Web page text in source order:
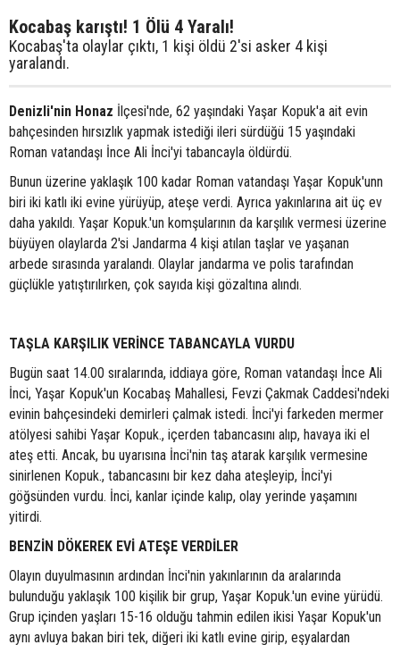
Kocabaş karıştı! 1 Ölü 4 Yaralı!
Kocabaş'ta olaylar çıktı, 1 kişi öldü 2'si asker 4 kişi
yaralandı.
Denizli'nin Honaz İlçesi'nde, 62 yaşındaki Yaşar Kopuk'a ait evin
bahçesinden hırsızlık yapmak istediği ileri sürdüğü 15 yaşındaki
Roman vatandaşı İnce Ali İnci'yi tabancayla öldürdü.
Bunun üzerine yaklaşık 100 kadar Roman vatandaşı Yaşar Kopuk'unn
biri iki katlı iki evine yürüyüp, ateşe verdi. Ayrıca yakınlarına ait üç ev
daha yakıldı. Yaşar Kopuk.'un komşularının da karşılık vermesi üzerine
büyüyen olaylarda 2'si Jandarma 4 kişi atılan taşlar ve yaşanan
arbede sırasında yaralandı. Olaylar jandarma ve polis tarafından
güçlükle yatıştırılırken, çok sayıda kişi gözaltına alındı.
TAŞLA KARŞILIK VERİNCE TABANCAYLA VURDU
Bugün saat 14.00 sıralarında, iddiaya göre, Roman vatandaşı İnce Ali
İnci, Yaşar Kopuk'un Kocabaş Mahallesi, Fevzi Çakmak Caddesi'ndeki
evinin bahçesindeki demirleri çalmak istedi. İnci'yi farkeden mermer
atölyesi sahibi Yaşar Kopuk., içerden tabancasını alıp, havaya iki el
ateş etti. Ancak, bu uyarısına İnci'nin taş atarak karşılık vermesine
sinirlenen Kopuk., tabancasını bir kez daha ateşleyip, İnci'yi
göğsünden vurdu. İnci, kanlar içinde kalıp, olay yerinde yaşamını
yitirdi.
BENZİN DÖKEREK EVİ ATEŞE VERDİLER
Olayın duyulmasının ardından İnci'nin yakınlarının da aralarında
bulunduğu yaklaşık 100 kişilik bir grup, Yaşar Kopuk.'un evine yürüdü.
Grup içinden yaşları 15-16 olduğu tahmin edilen ikisi Yaşar Kopuk'un
aynı avluya bakan biri tek, diğeri iki katlı evine girip, eşyalardan